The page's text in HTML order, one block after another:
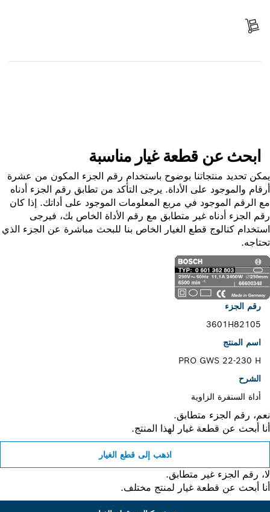
ابحث عن قطعة غيار مناسبة
تحديد منتجاتنا بوضوح باستخدام رقم الجزء المكون من عشرة
والموجود على الأداة. يرجى التأكد من تطابق رقم الجزء أدناه
الرقم الموجود في مربع المعلومات الموجود على أداتك. إذا كان
الجزء أدناه غير متطابق مع رقم الأداة الخاص بك، فيرجى
كتالوج قطع الغيار الخاص بنا للبحث مباشرة عن الجزء الذي
رقم الجزء
3601H82105
اسم المنتج
PRO GWS 22-230 H
الشرح
أداة السنفرة الزاوية
رقم الجزء متطابق.
أبحث عن قطعة غيار لهذا المنتج.
اذهب إلى قطع الغيار
رقم الجزء غير متطابق.
أبحث عن قطعة غيار لمنتج مختلف.